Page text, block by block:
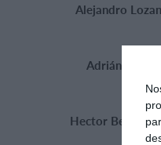
Alejandro
Adrián
Hector